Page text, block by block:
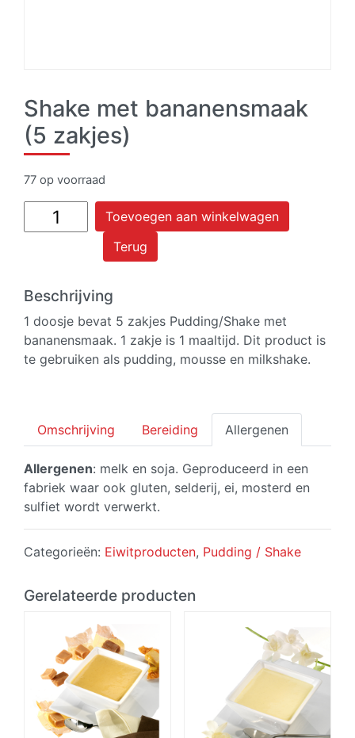
Shake met bananensmaak
(5 zakjes)
77 op voorraad
Shake
met
zakjes)
aantal
Toevoegen aan winkelwagen
Terug
Beschrijving
1 doosje bevat 5 zakjes Pudding/Shake met
bananensmaak. 1 zakje is 1 maaltijd. Dit product is
te gebruiken als pudding, mousse en milkshake.
Omschrijving Bereiding Allergenen
Allergenen: melk en soja. Geproduceerd in een
fabriek waar ook gluten, selderij, ei, mosterd en
sulfiet wordt verwerkt.
Categorieën: Eiwitproducten, Pudding / Shake
Gerelateerde producten